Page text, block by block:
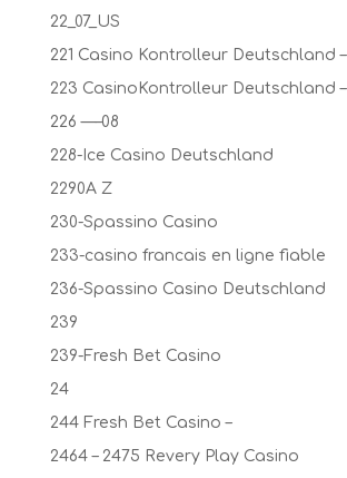
22_07_US
221 Casino Kontrolleur Deutschland –
223 CasinoKontrolleur Deutschland –
226 —–08
228-Ice Casino Deutschland
2290A Z
230-Spassino Casino
233-casino francais en ligne fiable
236-Spassino Casino Deutschland
239
239-Fresh Bet Casino
24
244 Fresh Bet Casino –
2464 – 2475 Revery Play Casino